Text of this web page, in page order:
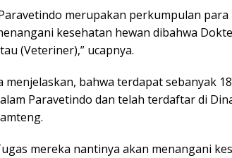
merupakan perkumpulan
kesehatan hewan dibahwa
(Veteriner),” ucapnya.
menjelaskan, bahwa terdapat sebanyak
Paravetindo dan telah terdaftar di
mereka nantinya akan menangani